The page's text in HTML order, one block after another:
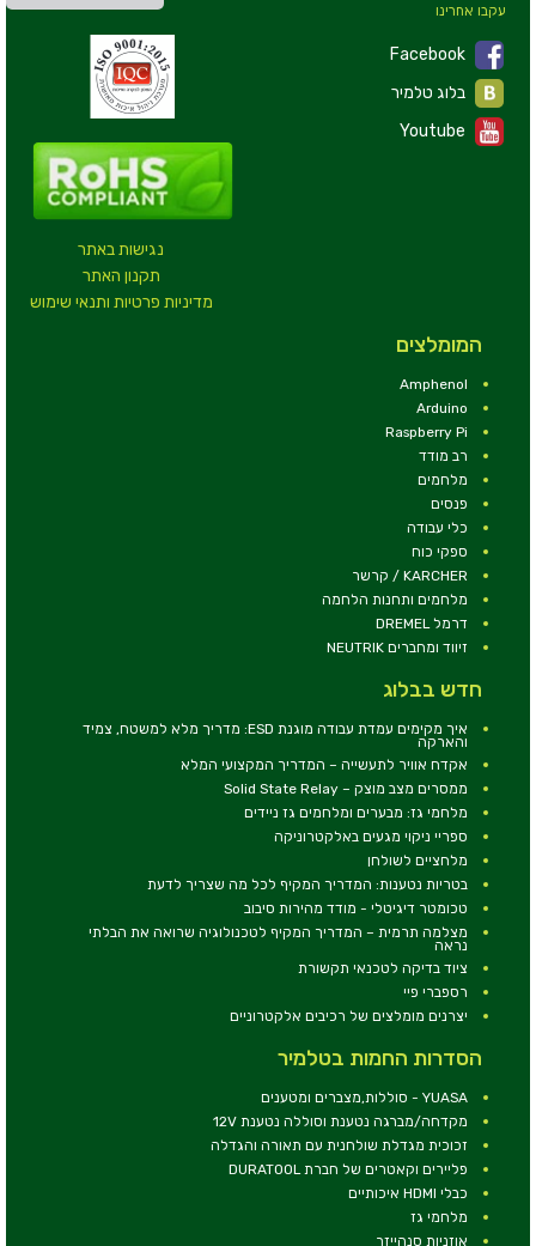
נגישות באתר
תקנון האתר
מדיניות פרטיות ותנאי שימוש
עקבו אחרינו
Facebook
Youtube
המומלצים
Amphenol
Arduino
Raspberry Pi
רב מודד
מלחמים
פנסים
כלי עבודה
ספקי כוח
KARCHER / קרשר
מלחמים ותחנות הלחמה
דרמל DREMEL
זיווד ומחברים NEUTRIK
חדש בבלוג
איך מקימים עמדת עבודה מוגנת ESD: מדריך מלא למשטח, צמיד
והארקה
אקדח אוויר לתעשייה – המדריך המקצועי המלא
ממסרים מצב מוצק – Solid State Relay
מלחמי גז: מבערים ומלחמים גז ניידים
ספריי ניקוי מגעים באלקטרוניקה
מלחציים לשולחן
בטריות נטענות: המדריך המקיף לכל מה שצריך לדעת
טכומטר דיגיטלי - מודד מהירות סיבוב
מצלמה תרמית – המדריך המקיף לטכנולוגיה שרואה את הבלתי
נראה
ציוד בדיקה לטכנאי תקשורת
רספברי פיי
יצרנים מומלצים של רכיבים אלקטרוניים
הסדרות החמות בטלמיר
YUASA - סוללות,מצברים ומטענים
מקדחה/מברגה נטענת וסוללה נטענת 12V
זכוכית מגדלת שולחנית עם תאורה והגדלה
פליירים וקאטרים של חברת DURATOOL
כבלי HDMI איכותיים
מלחמי גז
אוזניות סנהייזר